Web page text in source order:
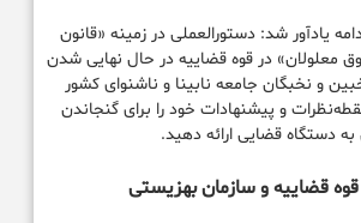
یادآور شد: دستورالعملی در زمینه «قانون
معلولان» در قوه قضاییه در حال نهایی شدن
و نخبگان جامعه نابینا و ناشنوای کشور
و پیشنهادات خود را برای گنجاندن
دستگاه قضایی ارائه دهید.
قوه قضاییه و سازمان بهزیستی